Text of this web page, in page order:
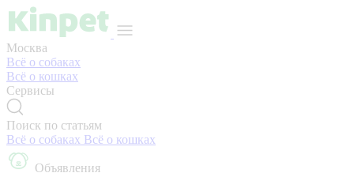
Москва
Всё о собаках
Всё о кошках
Сервисы
Поиск по статьям
Всё о собаках Всё о кошках
Объявления